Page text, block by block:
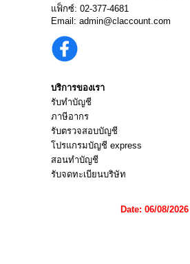
แฟ็กซ์: 02-377-4681
Email: admin@claccount.com
บริการของเรา
รับทำบัญชี
ภาษีอากร
รับตรวจสอบบัญชี
โปรแกรมบัญชี express
สอนทำบัญชี
รับจดทะเบียนบริษัท
Date: 06/08/2026